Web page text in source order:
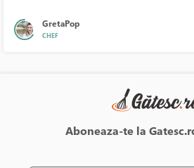
GretaPop
CHEF
Aboneaza-te la